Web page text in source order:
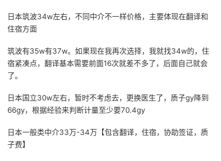
日本筑波34w左右，不同中介不一样价格，主要体现在翻译和
住宿方面
筑波有35w有37w。如果现在我再次选择，我就找34w的，住
宿紧凑点，翻译基本需要前面16次就差不多了，后面自己就会
了。
日本国立30w左右，暂时不考虑去，更换医生了，质子gy降到
66gy，根据经验来判断计量至少要70.4gy
日本一般类中介33万-34万【包含翻译，住宿，协助签证，质
子费】